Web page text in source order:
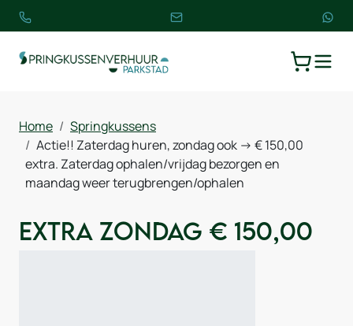
Home
Springkussens
Actie!! Zaterdag huren, zondag ook -> € 150,00
extra. Zaterdag ophalen/vrijdag bezorgen en
maandag weer terugbrengen/ophalen
Extra zondag € 150,00